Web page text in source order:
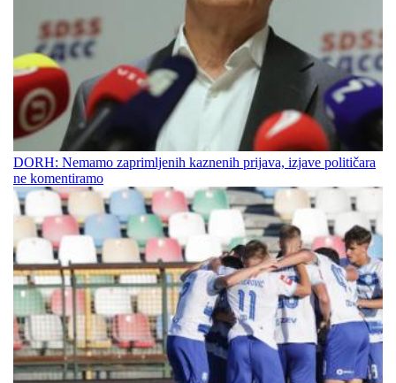
DORH: Nemamo zaprimljenih kaznenih prijava, izjave političara
ne komentiramo